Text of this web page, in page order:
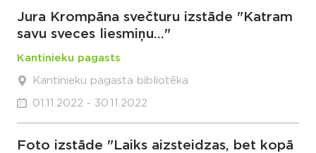
Jura Krompāna svečturu izstāde "Katram
savu sveces liesmiņu..."
Kantinieku pagasts
Kantinieku pagasta bibliotēka
01.11.2022 - 30.11.2022
Foto izstāde "Laiks aizsteidzas, bet kopā